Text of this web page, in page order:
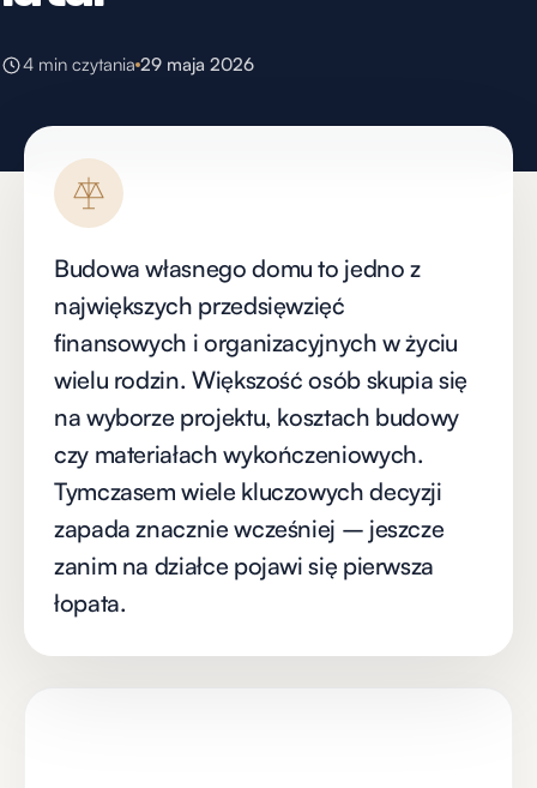
4 min czytania 29 maja 2026
Budowa własnego domu to jedno z
największych przedsięwzięć
finansowych i organizacyjnych w życiu
wielu rodzin. Większość osób skupia się
na wyborze projektu, kosztach budowy
czy materiałach wykończeniowych.
Tymczasem wiele kluczowych decyzji
zapada znacznie wcześniej – jeszcze
zanim na działce pojawi się pierwsza
łopata.